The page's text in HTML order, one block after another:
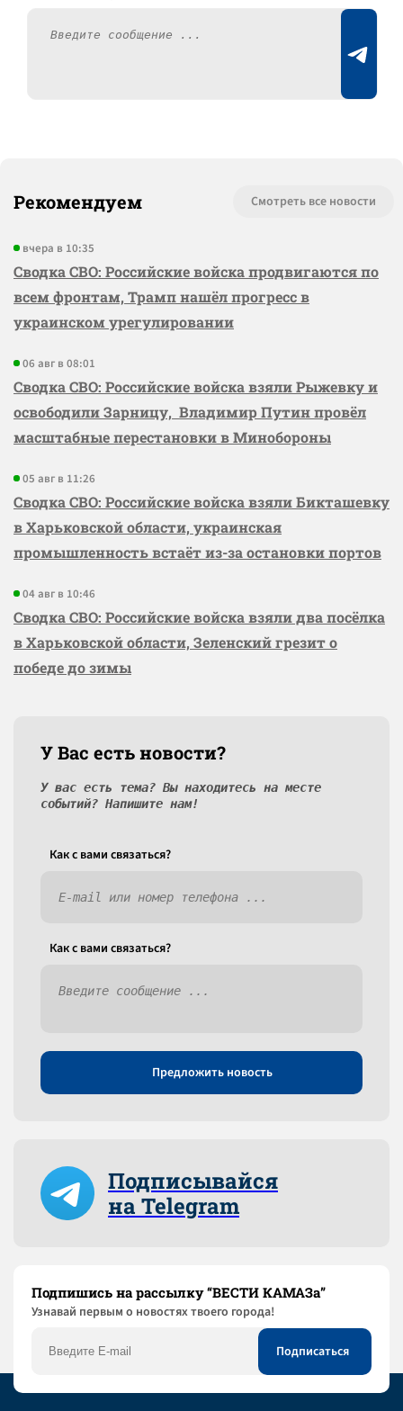
Рекомендуем Смотреть все новости
вчера в 10:35
Сводка СВО: Российские войска продвигаются по
всем фронтам, Трамп нашёл прогресс в
украинском урегулировании
06 авг в 08:01
Сводка СВО: Российские войска взяли Рыжевку и
освободили Зарницу, Владимир Путин провёл
масштабные перестановки в Минобороны
05 авг в 11:26
Сводка СВО: Российские войска взяли Бикташевку
в Харьковской области, украинская
промышленность встаёт из-за остановки портов
04 авг в 10:46
Сводка СВО: Российские войска взяли два посёлка
в Харьковской области, Зеленский грезит о
победе до зимы
У Вас есть новости?
У вас есть тема? Вы находитесь на месте
событий? Напишите нам!
Как c вами связаться?
Как c вами связаться?
Предложить новость
Подписывайся
на Telegram
Подпишись на рассылку “ВЕСТИ КАМАЗа”
Узнaвай первым о новостях твоего города!